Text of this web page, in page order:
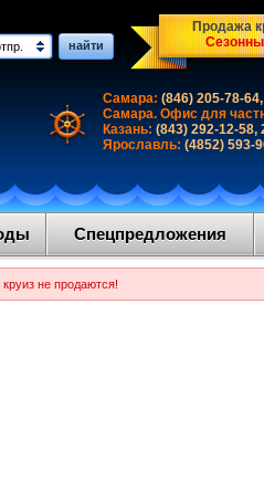
найти
Продажа
Самара: (846) 205-78-
Самара. Офис для
Казань: (843) 292-12-58,
Ярославль: (4852) 593-
Спецпредложения
не продаются!